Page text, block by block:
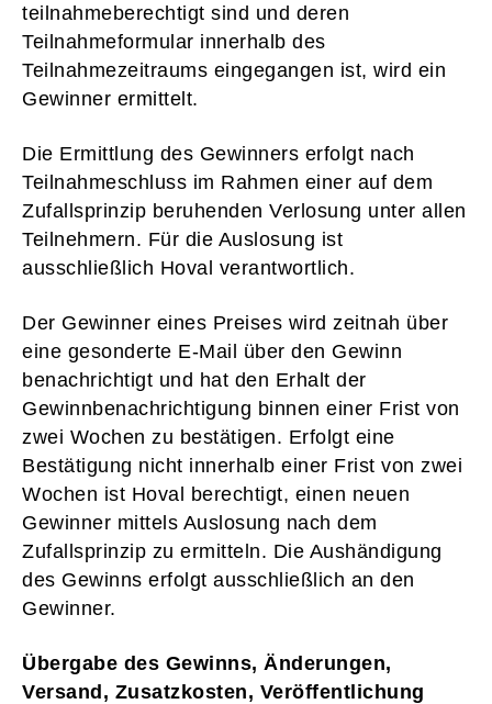
teilnahmeberechtigt sind und deren
Teilnahmeformular innerhalb des
Teilnahmezeitraums eingegangen ist, wird ein
Gewinner ermittelt.
Die Ermittlung des Gewinners erfolgt nach
Teilnahmeschluss im Rahmen einer auf dem
Zufallsprinzip beruhenden Verlosung unter allen
Teilnehmern. Für die Auslosung ist
ausschließlich Hoval verantwortlich.
Der Gewinner eines Preises wird zeitnah über
eine gesonderte E-Mail über den Gewinn
benachrichtigt und hat den Erhalt der
Gewinnbenachrichtigung binnen einer Frist von
zwei Wochen zu bestätigen. Erfolgt eine
Bestätigung nicht innerhalb einer Frist von zwei
Wochen ist Hoval berechtigt, einen neuen
Gewinner mittels Auslosung nach dem
Zufallsprinzip zu ermitteln. Die Aushändigung
des Gewinns erfolgt ausschließlich an den
Gewinner.
Übergabe des Gewinns, Änderungen,
Versand, Zusatzkosten, Veröffentlichung